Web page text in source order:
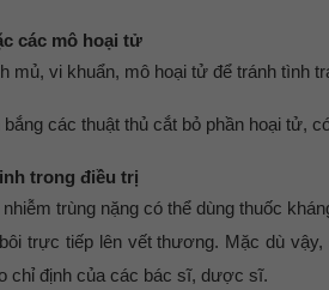
các mô hoại tử
mủ, vi khuẩn, mô hoại tử để tránh tình
các thuật thủ cắt bỏ phần hoại tử,
trong điều trị
trùng nặng có thể dùng thuốc
trực tiếp lên vết thương. Mặc dù
chỉ định của các bác sĩ, dược sĩ.